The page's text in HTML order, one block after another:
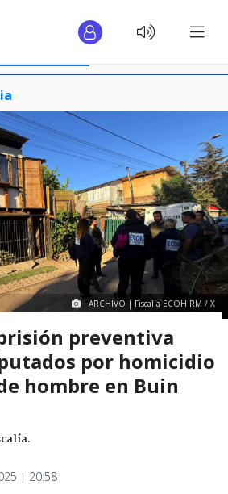
ARCHIVO | Fiscalía ECOH RM / X
preventiva
por homicidio
hombre en Buin
.
| 20:58